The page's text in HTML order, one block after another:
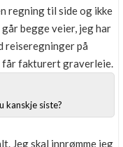
regning til side og ikke
begge veier, jeg har
reiseregninger på
får fakturert graverleie.
kanskje siste?
Jeg skal innrømme jeg